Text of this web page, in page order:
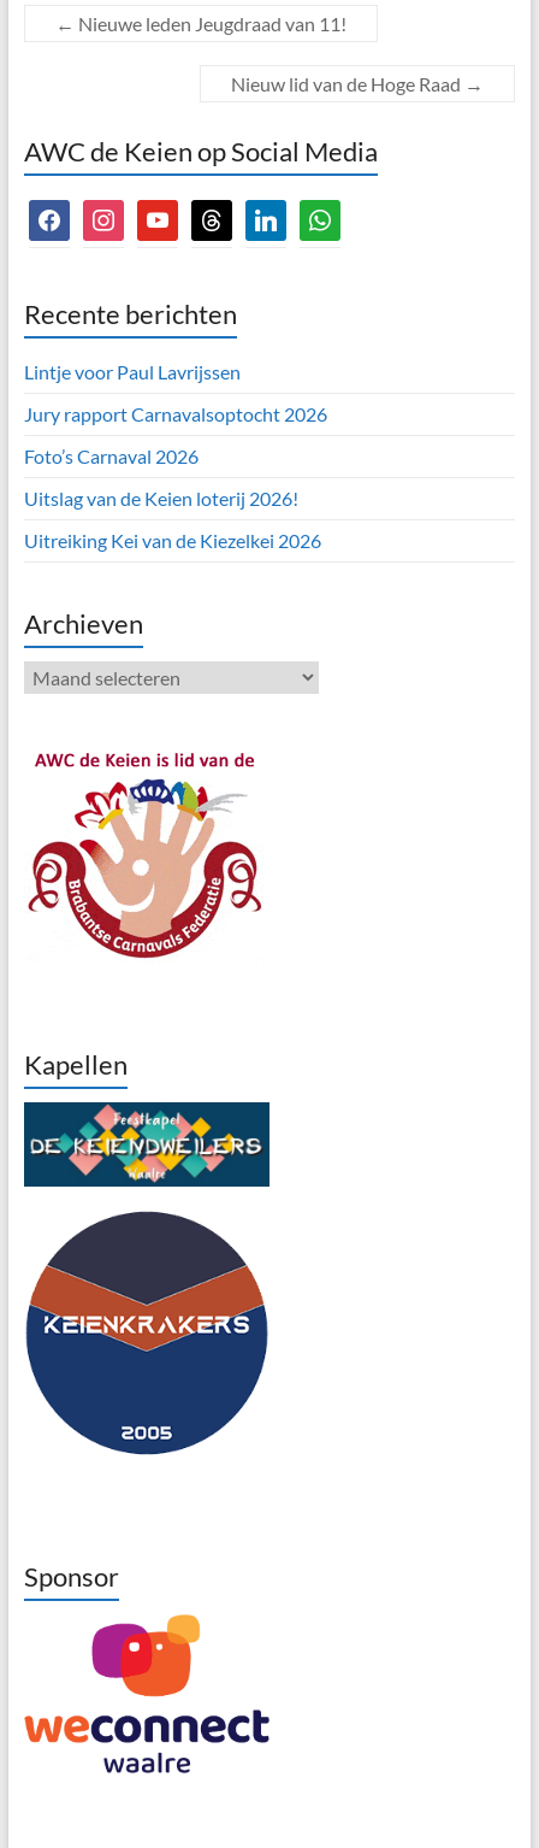
← Nieuwe leden Jeugdraad van 11!
Nieuw lid van de Hoge Raad →
AWC de Keien op Social Media
facebookinstagramyoutubethreads linkedinwhatsapp
Recente berichten
Lintje voor Paul Lavrijssen
Jury rapport Carnavalsoptocht 2026
Foto’s Carnaval 2026
Uitslag van de Keien loterij 2026!
Uitreiking Kei van de Kiezelkei 2026
Archieven
Archieven
Kapellen
Sponsor